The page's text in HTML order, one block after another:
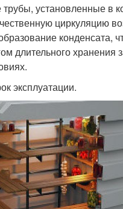
установленные в
циркуляцию
конденсата,
длительного хранения
эксплуатации.